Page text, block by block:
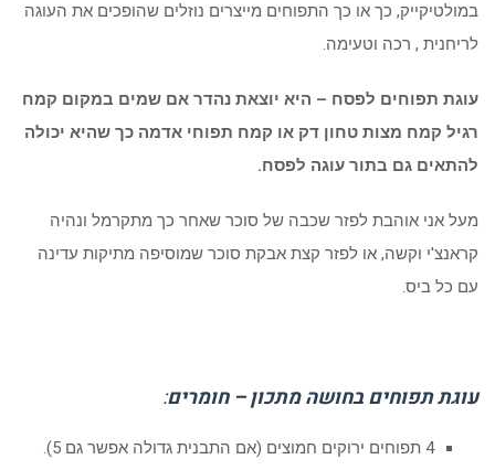
במולטיקייק, כך או כך התפוחים מייצרים נוזלים שהופכים את העוגה
לריחנית , רכה וטעימה.
עוגת תפוחים לפסח – היא יוצאת נהדר אם שמים במקום קמח
רגיל קמח מצות טחון דק או קמח תפוחי אדמה כך שהיא יכולה
להתאים גם בתור עוגה לפסח.
מעל אני אוהבת לפזר שכבה של סוכר שאחר כך מתקרמל ונהיה
קראנצ'י וקשה, או לפזר קצת אבקת סוכר שמוסיפה מתיקות עדינה
עם כל ביס.
עוגת תפוחים בחושה מתכון – חומרים:
4 תפוחים ירוקים חמוצים (אם התבנית גדולה אפשר גם 5).